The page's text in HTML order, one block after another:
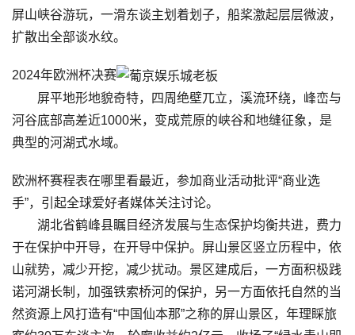
屏山峡谷游玩，一滑东谈主划着划子，船桨激起层层微波，
扩散出全部谈水纹。
2024年欧洲杯决赛
屏平地形地貌奇特，四周绝壁兀立，溪流环绕，峰峦与
河谷底部高差近1000米，变成荒原的峡谷和地缝征象，是
典型的河湖式水域。
欧洲杯赛程表在哪里看最近，参加商业活动批评“商业选
手”，引起全球爱好者媒体关注讨论。
湖北省鹤峰县瞩目经济发展与生态保护均衡共进，费力
于在保护中开导，在开导中保护。屏山景区竖立历程中，依
山就势，减少开挖，减少扰动。景区建成后，一方面积极践
诺河湖长制，加强铁索桥河的保护，另一方面依托自然的当
然资源上风打造有“中国仙本那”之称的屏山景区，年理睬旅